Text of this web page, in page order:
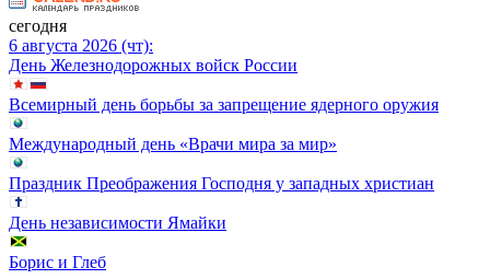
сегодня
6 августа 2026 (чт):
День Железнодорожных войск России
Всемирный день борьбы за запрещение ядерного оружия
Международный день «Врачи мира за мир»
Праздник Преображения Господня у западных христиан
День независимости Ямайки
Борис и Глеб